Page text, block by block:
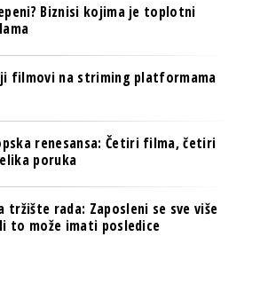
Biznisi kojima je toplotni
filmovi na striming platformama
renesansa: Četiri filma, četiri
poruka
tržište rada: Zaposleni se sve više
to može imati posledice